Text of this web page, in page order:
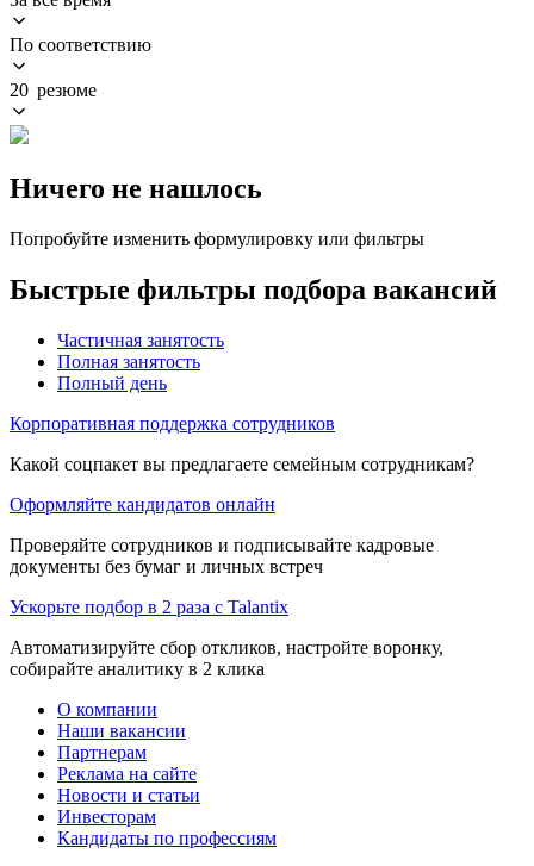
По соответствию
20 резюме
Ничего не нашлось
Попробуйте изменить формулировку или фильтры
Быстрые фильтры подбора вакансий
Частичная занятость
Полная занятость
Полный день
Корпоративная поддержка сотрудников
Какой соцпакет вы предлагаете семейным сотрудникам?
Оформляйте кандидатов онлайн
Проверяйте сотрудников и подписывайте кадровые
документы без бумаг и личных встреч
Ускорьте подбор в 2 раза с Talantix
Автоматизируйте сбор откликов, настройте воронку,
собирайте аналитику в 2 клика
О компании
Наши вакансии
Партнерам
Реклама на сайте
Новости и статьи
Инвесторам
Кандидаты по профессиям